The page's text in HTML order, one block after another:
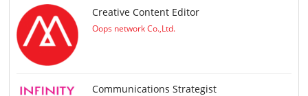
Creative Content Editor
Oops network Co.,Ltd.
Communications Strategist